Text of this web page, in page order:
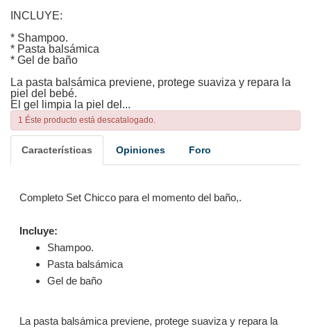
INCLUYE:
* Shampoo.
* Pasta balsámica
* Gel de baño
La pasta balsámica previene, protege suaviza y repara la
piel del bebé.
El gel limpia la piel del...
1 Éste producto está descatalogado.
Características Opiniones Foro
Completo Set Chicco para el momento del baño,.
Incluye:
Shampoo.
Pasta balsámica
Gel de baño
La pasta balsámica previene, protege suaviza y repara la